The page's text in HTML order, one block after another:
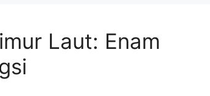
Laut: Enam